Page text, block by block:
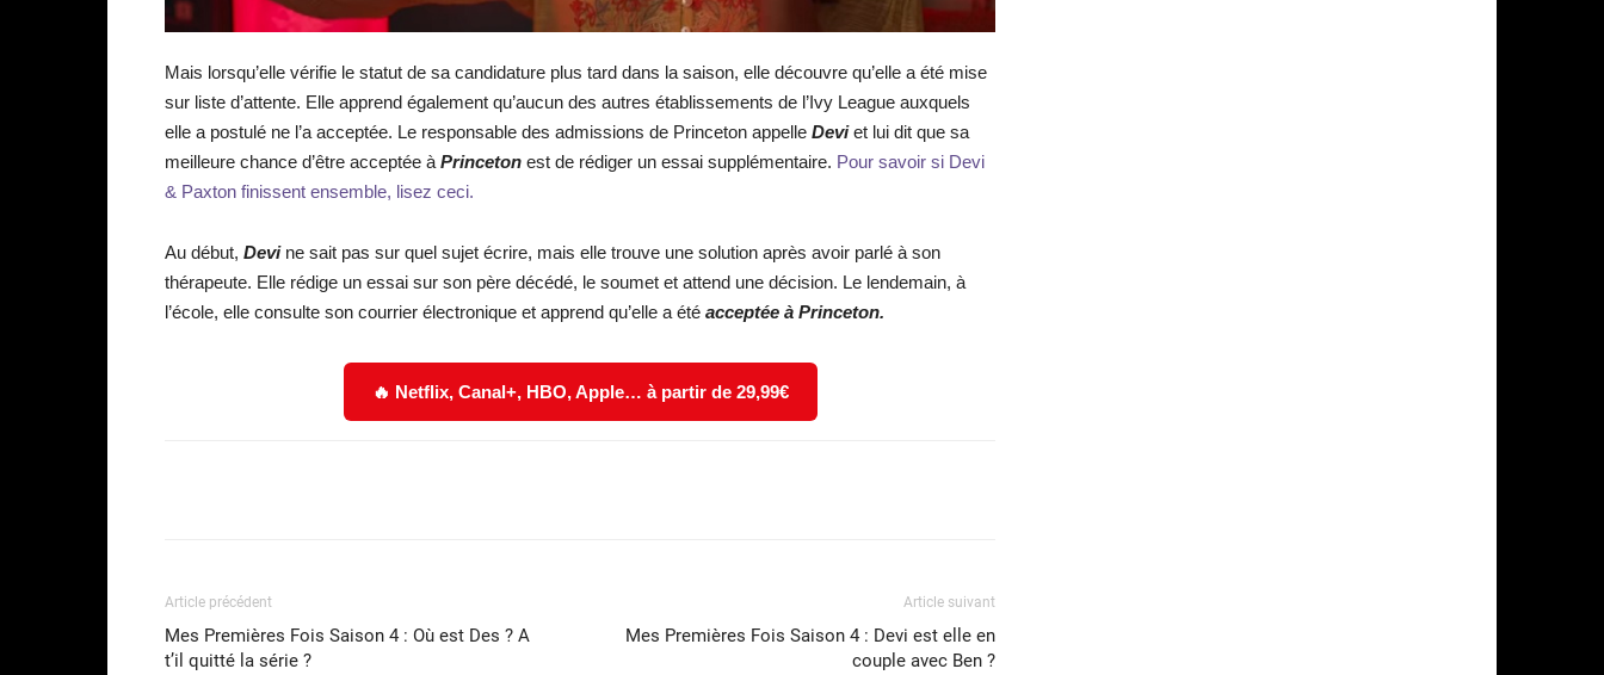
Mais lorsqu’elle vérifie le statut de sa candidature plus tard dans la saison, elle découvre qu’elle a été mise
sur liste d’attente. Elle apprend également qu’aucun des autres établissements de l’Ivy League auxquels
elle a postulé ne l’a acceptée. Le responsable des admissions de Princeton appelle Deviet lui dit que sa
meilleure chance d’être acceptée à Princeton est de rédiger un essai supplémentaire. Pour savoir si Devi
& Paxton finissent ensemble, lisez ceci.
Au début, Devi ne sait pas sur quel sujet écrire, mais elle trouve une solution après avoir parlé à son
thérapeute. Elle rédige un essai sur son père décédé, le soumet et attend une décision. Le lendemain, à
l’école, elle consulte son courrier électronique et apprend qu’elle a été acceptée à Princeton.
🔥 Netflix, Canal+, HBO, Apple… à partir de 29,99€
Article précédent
Mes Premières Fois Saison 4 : Où est Des ? A
t’il quitté la série ?
Article suivant
Mes Premières Fois Saison 4 : Devi est elle en
couple avec Ben ?